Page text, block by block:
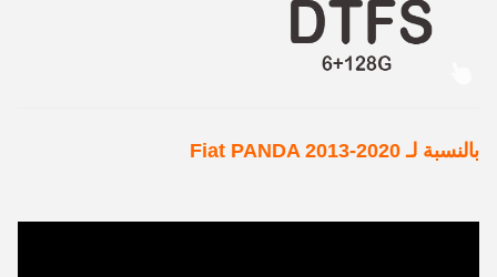
بالنسبة لـ Fiat PANDA 2013-2020